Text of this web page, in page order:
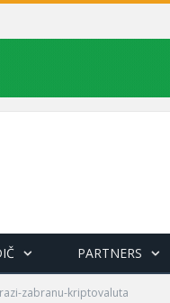
PARTNERS
zabranu-kriptovaluta